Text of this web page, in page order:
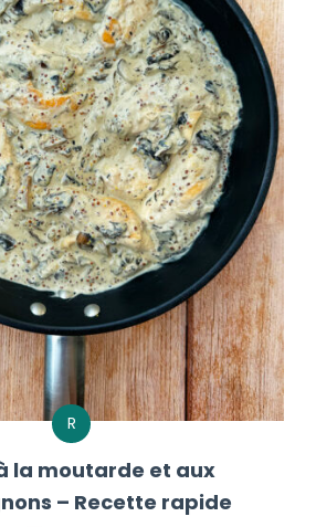
R
la moutarde et aux
– Recette rapide